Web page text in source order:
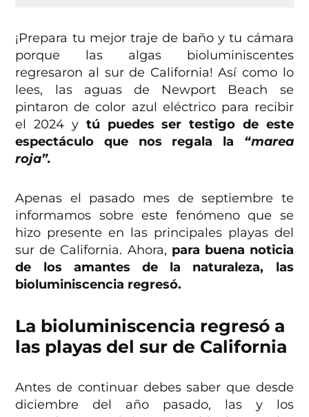
¡Prepara tu mejor traje de baño y tu cámara
porque las algas bioluminiscentes
regresaron al sur de California! Así como lo
lees, las aguas de Newport Beach se
pintaron de color azul eléctrico para recibir
el 2024 y tú puedes ser testigo de este
espectáculo que nos regala la “marea
roja”.
Apenas el pasado mes de septiembre te
informamos sobre este fenómeno que se
hizo presente en las principales playas del
sur de California. Ahora, para buena noticia
de los amantes de la naturaleza, las
bioluminiscencia regresó.
La bioluminiscencia regresó a
las playas del sur de California
Antes de continuar debes saber que desde
diciembre del año pasado, las y los